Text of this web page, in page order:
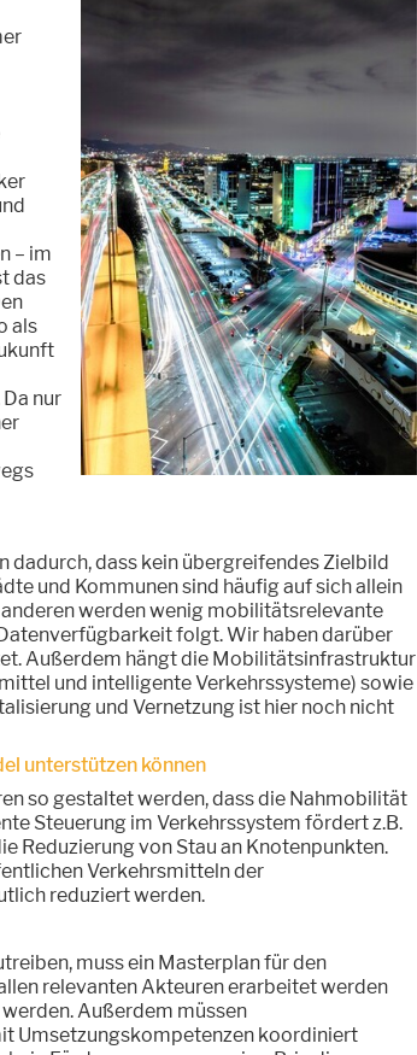
– im
das
als
nur
dadurch, dass kein übergreifendes Zielbild
und Kommunen sind häufig auf sich allein
werden wenig mobilitätsrelevante
folgt. Wir haben darüber
Außerdem hängt die Mobilitätsinfrastruktur
und intelligente Verkehrssysteme) sowie
und Vernetzung ist hier noch nicht
unterstützen können
so gestaltet werden, dass die Nahmobilität
Steuerung im Verkehrssystem fördert z.B.
Reduzierung von Stau an Knotenpunkten.
Verkehrsmitteln der
reduziert werden.
muss ein Masterplan für den
relevanten Akteuren erarbeitet werden
Außerdem müssen
Umsetzungskompetenzen koordiniert